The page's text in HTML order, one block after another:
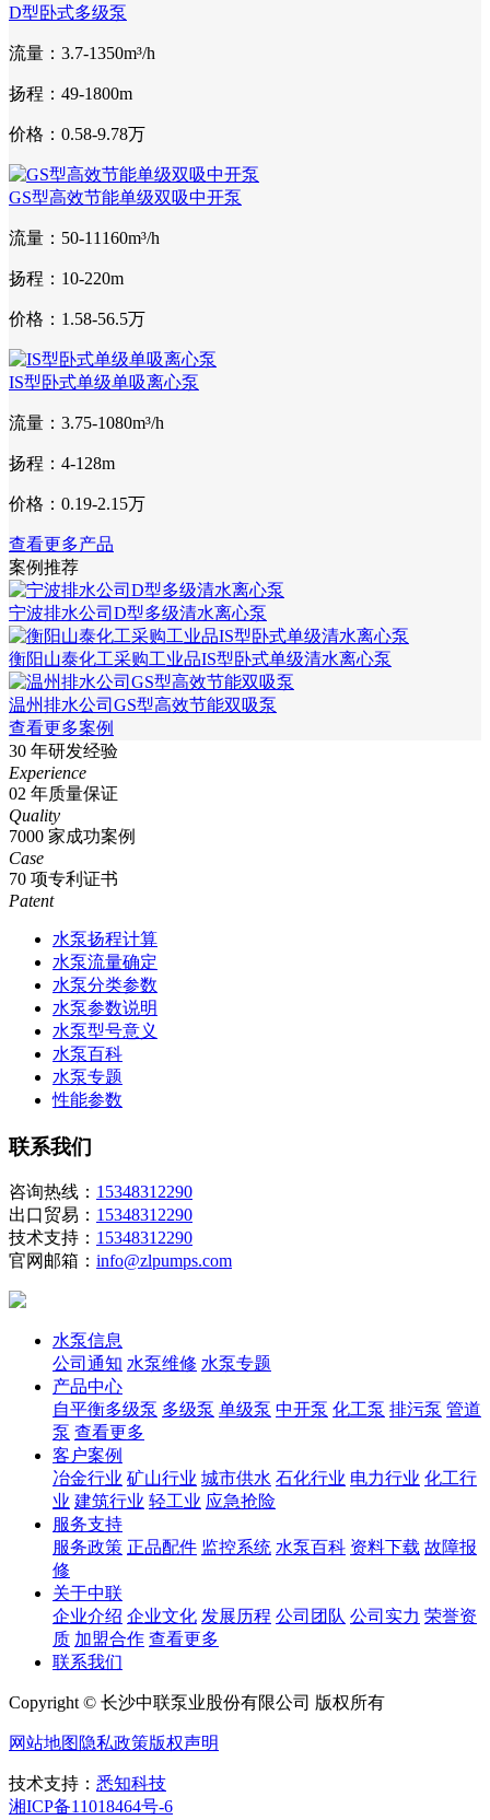
D型卧式多级泵
流量：3.7-1350m³/h
扬程：49-1800m
价格：0.58-9.78万
GS型高效节能单级双吸中开泵
流量：50-11160m³/h
扬程：10-220m
价格：1.58-56.5万
IS型卧式单级单吸离心泵
流量：3.75-1080m³/h
扬程：4-128m
价格：0.19-2.15万
查看更多产品
案例推荐
宁波排水公司D型多级清水离心泵
衡阳山泰化工采购工业品IS型卧式单级清水离心泵
温州排水公司GS型高效节能双吸泵
查看更多案例
30 年研发经验
Experience
02 年质量保证
Quality
7000 家成功案例
Case
70 项专利证书
Patent
水泵扬程计算
水泵流量确定
水泵分类参数
水泵参数说明
水泵型号意义
水泵百科
水泵专题
性能参数
联系我们
咨询热线： 15348312290
出口贸易： 15348312290
技术支持： 15348312290
官网邮箱： info@zlpumps.com
水泵信息
公司通知 水泵维修 水泵专题
产品中心
自平衡多级泵 多级泵 单级泵 中开泵 化工泵 排污泵 管道
泵 查看更多
客户案例
冶金行业 矿山行业 城市供水 石化行业 电力行业 化工行
业 建筑行业 轻工业 应急抢险
服务支持
服务政策 正品配件 监控系统 水泵百科 资料下载 故障报
修
关于中联
企业介绍 企业文化 发展历程 公司团队 公司实力 荣誉资
质 加盟合作 查看更多
联系我们
Copyright © 长沙中联泵业股份有限公司 版权所有
网站地图 隐私政策版权声明
技术支持： 悉知科技
湘ICP备11018464号-6